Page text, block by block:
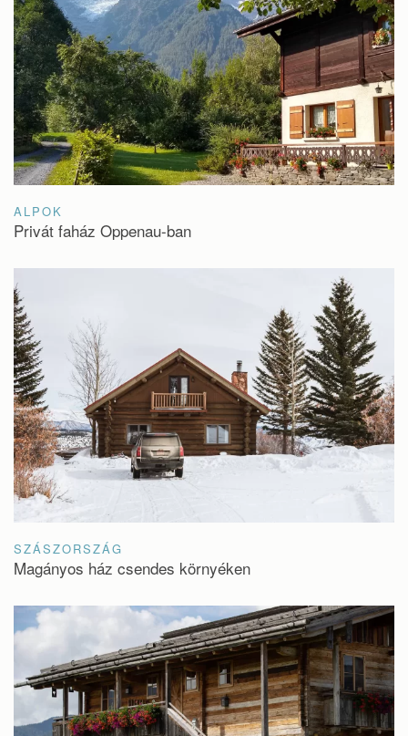
ALPOK
Privát faház Oppenau-ban
SZÁSZORSZÁG
Magányos ház csendes környéken